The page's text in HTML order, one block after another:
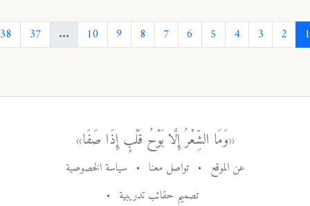
10
...
37
38
›
«وَمَا الشِّعْرُ إِلَّا بَوْحُ قَلْبٍ إِذَا صَفَا»
عن الموقع • تواصل معنا • سياسة الخصوصية
تصميم حقائب تدريبية •